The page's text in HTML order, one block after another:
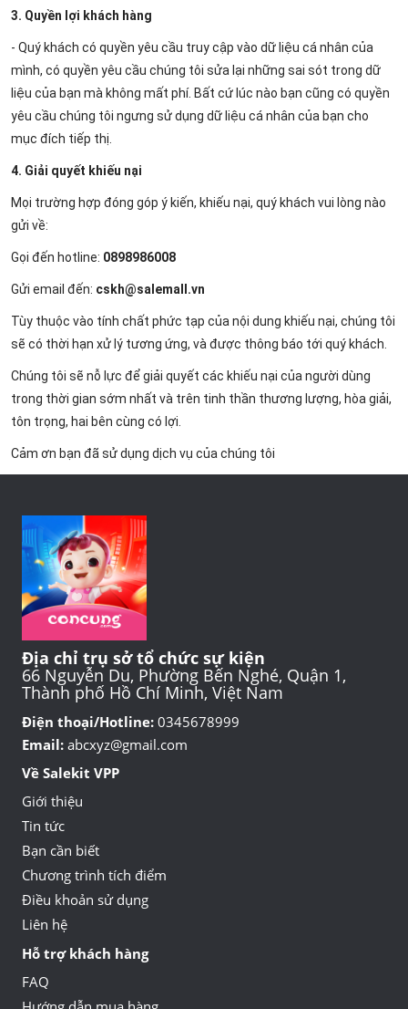
3. Quyền lợi khách hàng
- Quý khách có quyền yêu cầu truy cập vào dữ liệu cá nhân của
mình, có quyền yêu cầu chúng tôi sửa lại những sai sót trong dữ
liệu của bạn mà không mất phí. Bất cứ lúc nào bạn cũng có quyền
yêu cầu chúng tôi ngưng sử dụng dữ liệu cá nhân của bạn cho
mục đích tiếp thị.
4. Giải quyết khiếu nại
Mọi trường hợp đóng góp ý kiến, khiếu nại, quý khách vui lòng nào
gửi về:
Gọi đến hotline: 0898986008
Gửi email đến: cskh@salemall.vn
Tùy thuộc vào tính chất phức tạp của nội dung khiếu nại, chúng tôi
sẽ có thời hạn xử lý tương ứng, và được thông báo tới quý khách.
Chúng tôi sẽ nỗ lực để giải quyết các khiếu nại của người dùng
trong thời gian sớm nhất và trên tinh thần thương lượng, hòa giải,
tôn trọng, hai bên cùng có lợi.
Cảm ơn bạn đã sử dụng dịch vụ của chúng tôi
Địa chỉ trụ sở tổ chức sự kiện
66 Nguyễn Du, Phường Bến Nghé, Quận 1,
Thành phố Hồ Chí Minh, Việt Nam
Điện thoại/Hotline: 0345678999
Email: abcxyz@gmail.com
Về Salekit VPP
Giới thiệu
Tin tức
Bạn cần biết
Chương trình tích điểm
Điều khoản sử dụng
Liên hệ
Hỗ trợ khách hàng
FAQ